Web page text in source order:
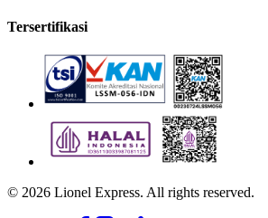
Tersertifikasi
© 2026 Lionel Express. All rights reserved.